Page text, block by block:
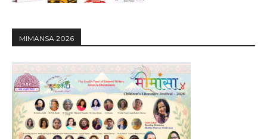
MIMANSA 2026